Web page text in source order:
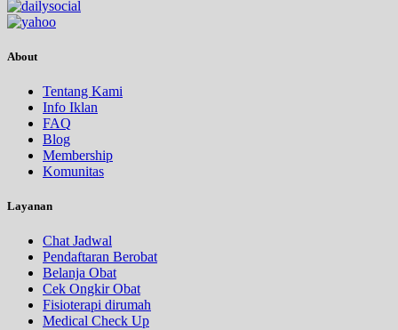
About
Tentang Kami
Info Iklan
FAQ
Blog
Membership
Komunitas
Layanan
Chat Jadwal
Pendaftaran Berobat
Belanja Obat
Cek Ongkir Obat
Fisioterapi dirumah
Medical Check Up